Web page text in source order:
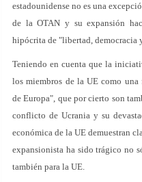
estadounidense no es una
de la OTAN y su expansión
hipócrita de "libertad, democracia
Teniendo en cuenta que la
los miembros de la UE como
de Europa", que por cierto son
conflicto de Ucrania y su
económica de la UE demuestran
expansionista ha sido trágico no
también para la UE.